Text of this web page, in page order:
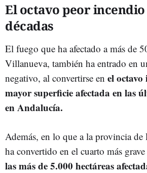
El octavo peor incendio
décadas
El fuego que ha afectado a más de
Villanueva, también ha entrado en
negativo, al convertirse en el
mayor superficie afectada en las
en Andalucía.
Además, en lo que a la provincia de
ha convertido en el cuarto más
las más de 5.000 hectáreas